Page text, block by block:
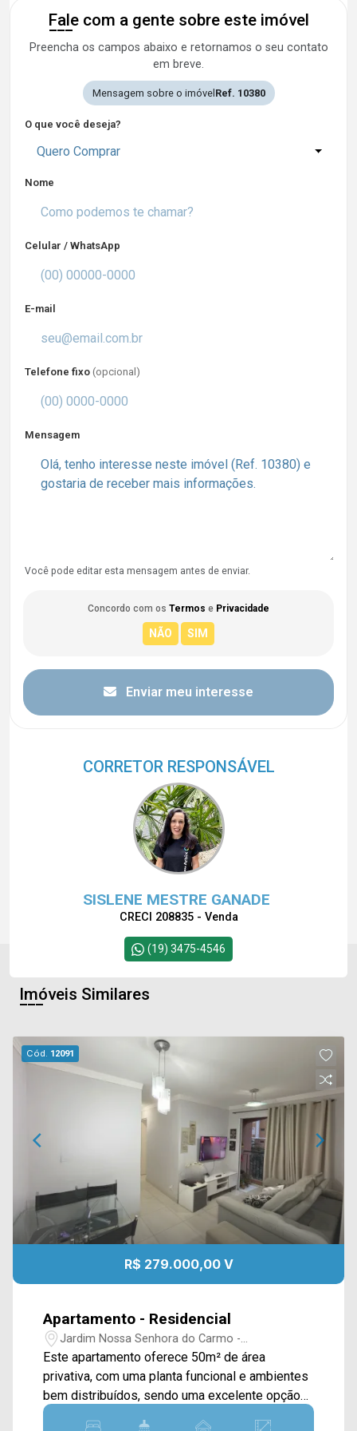
Fale com a gente sobre este imóvel
Preencha os campos abaixo e retornamos o seu contato
em breve.
Mensagem sobre o imóvel Ref. 10380
O que você deseja?
Quero Comprar
Nome
Celular / WhatsApp
E-mail
Telefone fixo (opcional)
Mensagem
Você pode editar esta mensagem antes de enviar.
Concordo com os Termos e Privacidade
Enviar meu interesse
CORRETOR RESPONSÁVEL
SISLENE MESTRE GANADE
CRECI 208835 - Venda
(19) 3475-4546
Imóveis Similares
Cód. 12091
R$ 279.000,00 V
Apartamento - Residencial
Jardim Nossa Senhora do Carmo -
Americana/SP
Este apartamento oferece 50m² de área
privativa, com uma planta funcional e ambientes
bem distribuídos, sendo uma excelente opção
para quem busca praticidade no dia a dia ou